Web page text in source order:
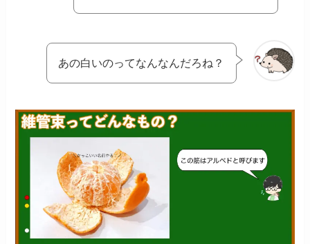
あの白いのってなんなんだろね？